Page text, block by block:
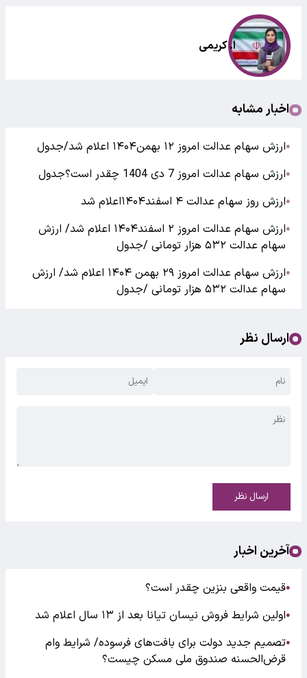
ا. کریمی
اخبار مشابه
●ارزش سهام عدالت امروز ۱۲ بهمن۱۴۰۴ اعلام شد/جدول
●ارزش سهام عدالت امروز 7 دی 1404 چقدر است؟جدول
●ارزش روز سهام عدالت ۴ اسفند۱۴۰۴اعلام شد
●
ارزش سهام عدالت امروز ۲ اسفند۱۴۰۴ اعلام شد/ ارزش
سهام عدالت ۵۳۲ هزار تومانی /جدول
●
ارزش سهام عدالت امروز ۲۹ بهمن ۱۴۰۴ اعلام شد/ ارزش
سهام عدالت ۵۳۲ هزار تومانی /جدول
ارسال نظر
ارسال نظر
آخرین اخبار
●قیمت واقعی بنزین چقدر است؟
●اولین شرایط فروش نیسان تیانا بعد از ۱۳ سال اعلام شد
●تصمیم جدید دولت برای بافت‌های فرسوده/ شرایط وام
قرض‌الحسنه صندوق ملی مسکن چیست؟